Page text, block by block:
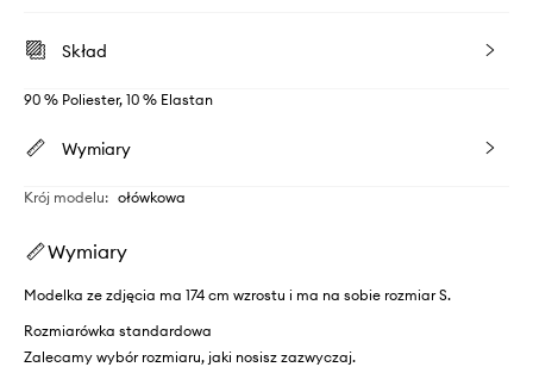
Skład
90 % Poliester, 10 % Elastan
Wymiary
Krój modelu: ołówkowa
Wymiary
Modelka ze zdjęcia ma 174 cm wzrostu i ma na sobie rozmiar S.
Rozmiarówka standardowa
Zalecamy wybór rozmiaru, jaki nosisz zazwyczaj.